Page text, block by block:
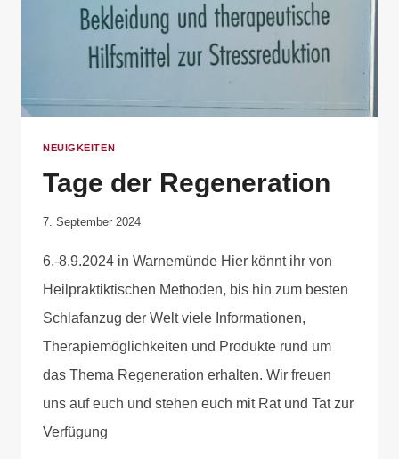
NEUIGKEITEN
Tage der Regeneration
Von
Krause
7. September 2024
6.-8.9.2024 in Warnemünde Hier könnt ihr von
Heilpraktiktischen Methoden, bis hin zum besten
Schlafanzug der Welt viele Informationen,
Therapiemöglichkeiten und Produkte rund um
das Thema Regeneration erhalten. Wir freuen
uns auf euch und stehen euch mit Rat und Tat zur
Verfügung